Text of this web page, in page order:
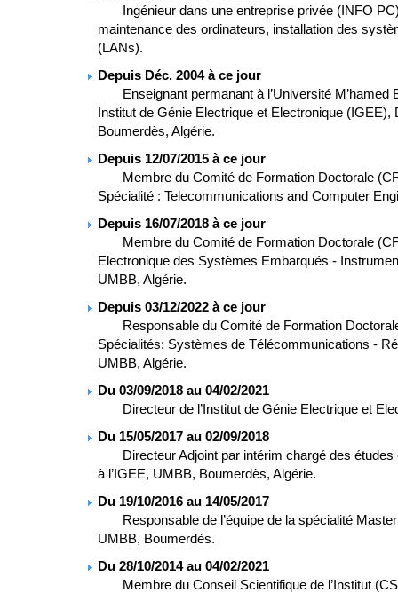
Ingénieur dans une entreprise privée (INFO
maintenance des ordinateurs, installation des
(LANs).
Depuis Déc. 2004 à ce jour
Enseignant permanant à l’Université M’hamed
Institut de Génie Electrique et Electronique (IGEE),
Boumerdès, Algérie.
Depuis 12/07/2015 à ce jour
Membre du Comité de Formation Doctorale
Spécialité : Telecommunications and Computer
Depuis 16/07/2018 à ce jour
Membre du Comité de Formation Doctorale
Electronique des Systèmes Embarqués -
UMBB, Algérie.
Depuis 03/12/2022 à ce jour
Responsable du Comité de Formation
Spécialités: Systèmes de Télécommunications -
UMBB, Algérie.
Du 03/09/2018 au 04/02/2021
Directeur de l’Institut de Génie Electrique et
Du 15/05/2017 au 02/09/2018
Directeur Adjoint par intérim chargé des études
à l’IGEE, UMBB, Boumerdès, Algérie.
Du 19/10/2016 au 14/05/2017
Responsable de l’équipe de la spécialité Master
UMBB, Boumerdès.
Du 28/10/2014 au 04/02/2021
Membre du Conseil Scientifique de l’Institut